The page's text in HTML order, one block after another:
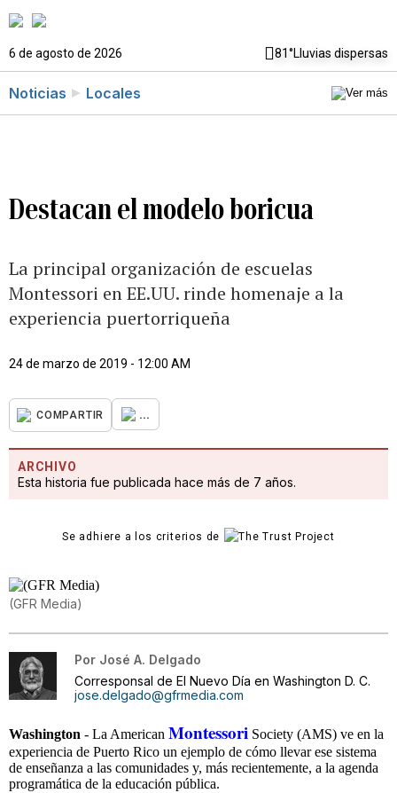
6 de agosto de 2026 81°Lluvias dispersas
Noticias Locales
Destacan el modelo boricua
La principal organización de escuelas
Montessori en EE.UU. rinde homenaje a la
experiencia puertorriqueña
24 de marzo de 2019 - 12:00 AM
COMPARTIR ...
ARCHIVO
Esta historia fue publicada hace más de 7 años.
Se adhiere a los criterios de
(GFR Media)
Por José A. Delgado
Corresponsal de El Nuevo Día en Washington D. C.
jose.delgado@gfrmedia.com
Washington - La American Montessori Society (AMS) ve en la
experiencia de Puerto Rico un ejemplo de cómo llevar ese sistema
de enseñanza a las comunidades y, más recientemente, a la agenda
programática de la educación pública.